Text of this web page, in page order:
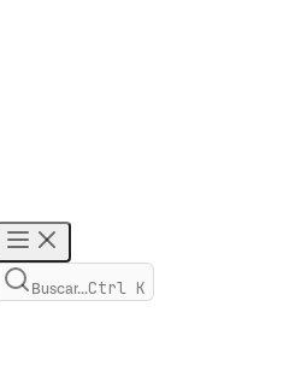
Buscar...Ctrl K